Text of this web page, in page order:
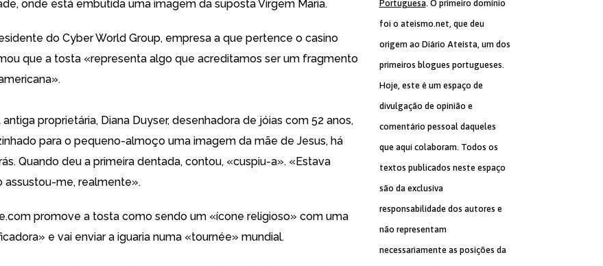
onde está embutida uma imagem da suposta Virgem Maria.
do Cyber World Group, empresa a que pertence o casino
que a tosta «representa algo que acreditamos ser um fragmento
antiga proprietária, Diana Duyser, desenhadora de jóias com 52 anos,
para o pequeno-almoço uma imagem da mãe de Jesus, há
Quando deu a primeira dentada, contou, «cuspiu-a». «Estava
assustou-me, realmente».
promove a tosta como sendo um «ícone religioso» com uma
e vai enviar a iguaria numa «tournée» mundial.
Portuguesa. O primeiro domínio
foi o ateismo.net, que deu
origem ao Diário Ateísta, um dos
primeiros blogues portugueses.
Hoje, este é um espaço de
divulgação de opinião e
comentário pessoal daqueles
que aqui colaboram. Todos os
textos publicados neste espaço
são da exclusiva
responsabilidade dos autores e
não representam
necessariamente as posições da